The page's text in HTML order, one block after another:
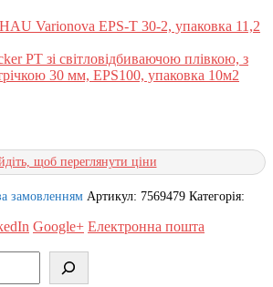
Varionova EPS-T 30-2, упаковка 11,2
PT зі світловідбиваючою плівкою, з
30 мм, EPS100, упаковка 10м2
щоб переглянути ціни
замовленням Артикул: 7569479 Категорія:
Google+ Електронна пошта